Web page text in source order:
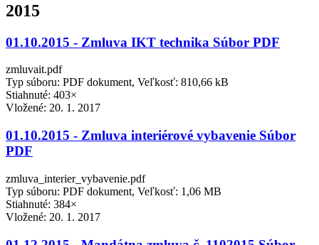
2015
01.10.2015 - Zmluva IKT technika Súbor PDF
zmluvait.pdf
Typ súboru: PDF dokument, Veľkosť: 810,66 kB
Stiahnuté: 403×
Vložené: 20. 1. 2017
01.10.2015 - Zmluva interiérové vybavenie Súbor
PDF
zmluva_interier_vybavenie.pdf
Typ súboru: PDF dokument, Veľkosť: 1,06 MB
Stiahnuté: 384×
Vložené: 20. 1. 2017